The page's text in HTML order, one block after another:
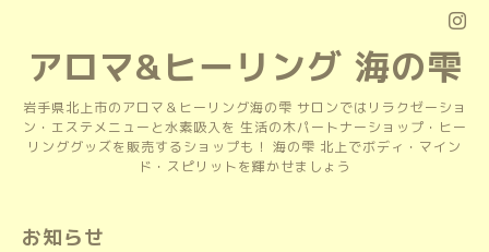
アロマ&ヒーリング 海の雫
岩手県北上市のアロマ＆ヒーリング海の雫 サロンではリラクゼーショ
ン・エステメニューと水素吸入を 生活の木パートナーショップ・ヒー
リンググッズを販売するショップも！ 海の雫 北上でボディ・マイン
ド・スピリットを輝かせましょう
お知らせ